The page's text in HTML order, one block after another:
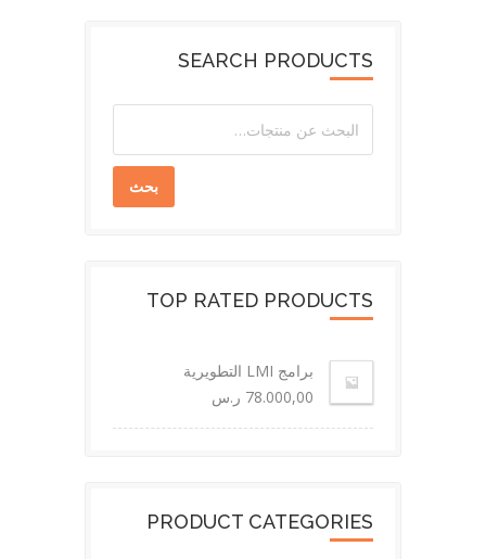
SEARCH PRODUCTS
بحث
TOP RATED PRODUCTS
برامج LMI التطويرية
78.000,00 ر.س
PRODUCT CATEGORIES